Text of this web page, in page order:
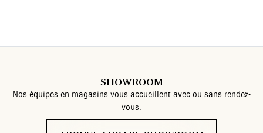
SHOWROOM
Nos équipes en magasins vous accueillent avec ou sans rendez-
vous.